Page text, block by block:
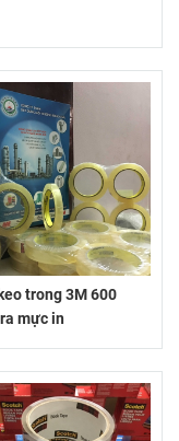
trong 3M 600
mực in